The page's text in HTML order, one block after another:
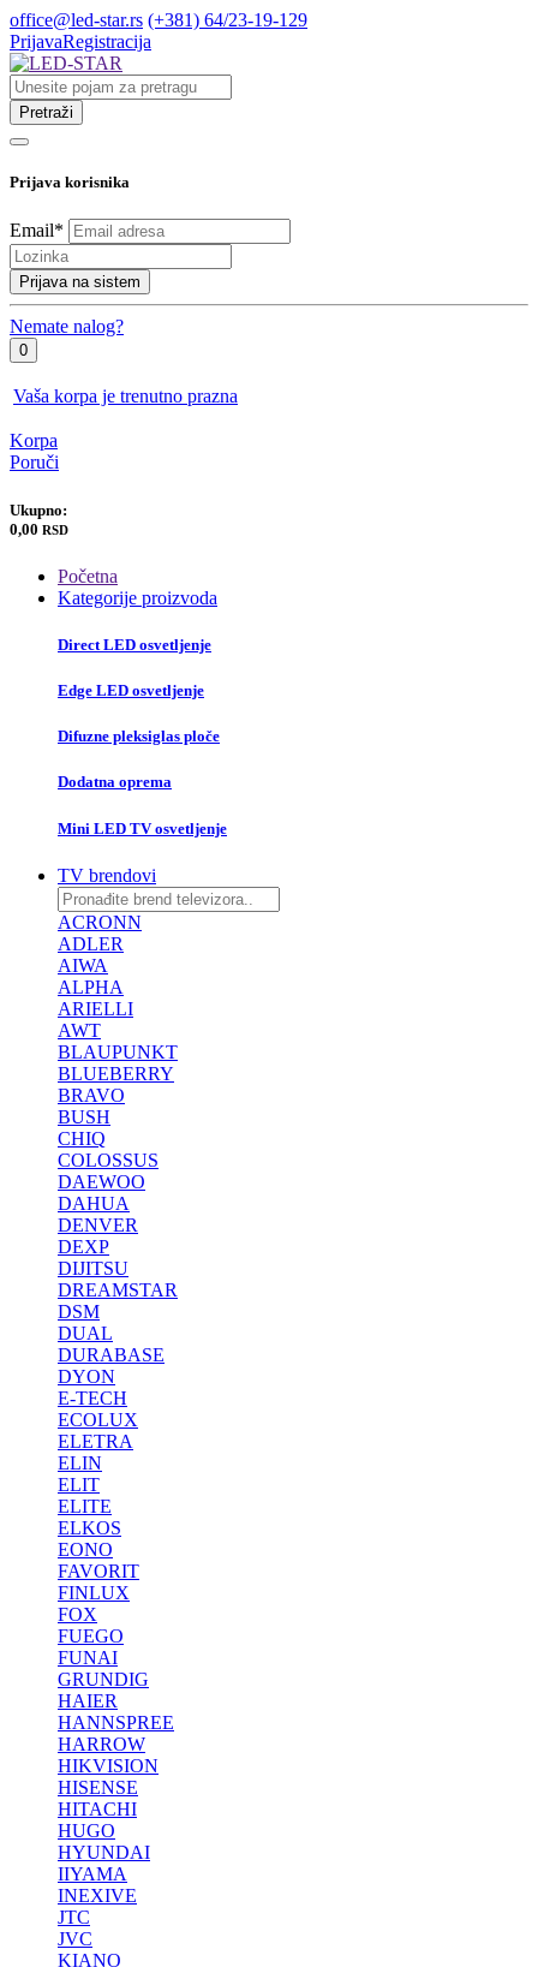
office@led-star.rs (+381) 64/23-19-129
PrijavaRegistracija
Pretraži
Prijava korisnika
Email*
Prijava na sistem
Nemate nalog?
0
Vaša korpa je trenutno prazna
Korpa
Poruči
Ukupno:
0,00 RSD
Početna
Kategorije proizvoda
Direct LED osvetljenje
Edge LED osvetljenje
Difuzne pleksiglas ploče
Dodatna oprema
Mini LED TV osvetljenje
TV brendovi
ACRONN
ADLER
AIWA
ALPHA
ARIELLI
AWT
BLAUPUNKT
BLUEBERRY
BRAVO
BUSH
CHIQ
COLOSSUS
DAEWOO
DAHUA
DENVER
DEXP
DIJITSU
DREAMSTAR
DSM
DUAL
DURABASE
DYON
E-TECH
ECOLUX
ELETRA
ELIN
ELIT
ELITE
ELKOS
EONO
FAVORIT
FINLUX
FOX
FUEGO
FUNAI
GRUNDIG
HAIER
HANNSPREE
HARROW
HIKVISION
HISENSE
HITACHI
HUGO
HYUNDAI
IIYAMA
INEXIVE
JTC
JVC
KIANO